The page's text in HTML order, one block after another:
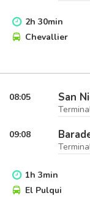
2h 30min
Chevallier
08:05 San
09:08
1h 3min
El Pulqui